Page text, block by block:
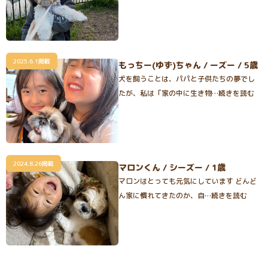
2025.6.1掲載 もっちー(ゆず)ちゃん / ーズー / 5歳
犬を飼うことは、パパと子供たちの夢でし
たが、私は「家の中に生き物…続きを読む
2024.8.26掲載 マロンくん / シーズー / 1歳
マロンはとっても元気にしています どんど
ん家に慣れてきたのか、自…続きを読む